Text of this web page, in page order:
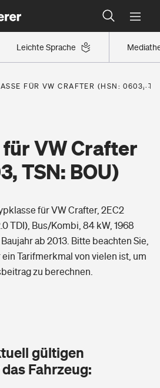
Leichte Sprache
Versicherer finden
Region eingestuft
Versicherer finden
FÜR VW CRAFTER (HSN: 0603,
VW Crafter
TSN: BOU)
für VW Crafter, 2EC2
TDI), Bus/Kombi, 84 kW, 1968
ab 2013. Bitte beachten Sie,
Tarifmerkmal von vielen ist, um
zu berechnen.
gültigen
Fahrzeug: